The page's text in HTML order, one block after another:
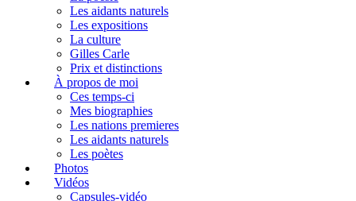
Les aidants naturels
Les expositions
La culture
Gilles Carle
Prix et distinctions
À propos de moi
Ces temps-ci
Mes biographies
Les nations premieres
Les aidants naturels
Les poètes
Photos
Vidéos
Capsules-vidéo